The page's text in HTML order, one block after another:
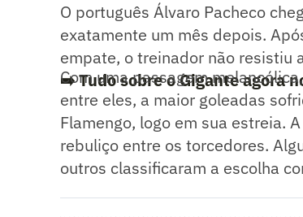
O português Álvaro Pacheco
exatamente um mês depois.
empate, o treinador não resistiu
➡️ Tudo sobre o Gigante agora
Com uma passagem
entre eles, a maior goleadas
Flamengo, logo em sua estreia.
rebuliço entre os torcedores.
outros classificaram a escolha